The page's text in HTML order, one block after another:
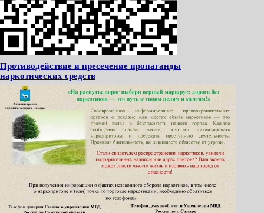
Противодействие и пресечение пропаганды
наркотических средств